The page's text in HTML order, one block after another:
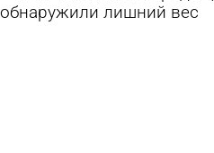
обнаружили лишний вес